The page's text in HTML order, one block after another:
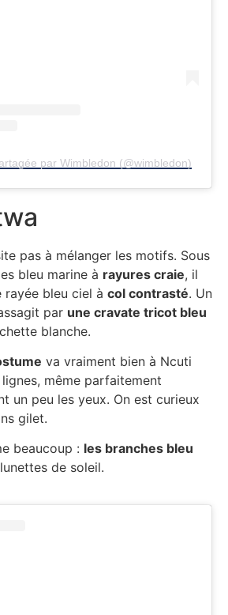
pas à mélanger les motifs. Sous
bleu marine à rayures craie, il
rayée bleu ciel à col contrasté. Un
par une cravate tricot bleu
blanche.
va vraiment bien à Ncuti
même parfaitement
un peu les yeux. On est curieux
gilet.
beaucoup : les branches bleu
de soleil.
par Wimbledon (@wimbledon)